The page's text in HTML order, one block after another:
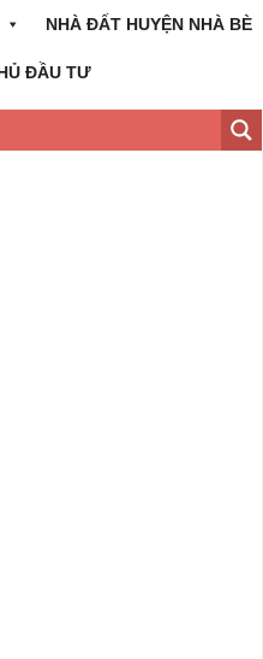
NHÀ ĐẤT HUYỆN NHÀ BÈ
ĐẦU TƯ